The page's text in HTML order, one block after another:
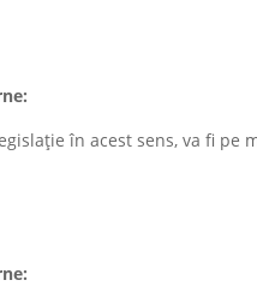
:
în acest sens, va fi pe
: